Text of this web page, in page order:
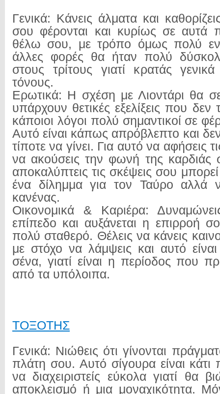
Γενικά: Κάνεις άλματα και
σου φέρονται και κυρίως σε αυτά
θέλω σου, με τρόπο όμως πολύ
άλλες φορές θα ήταν πολύ
στους τρίτους γιατί κρατάς
τόνους.
Ερωτικά: Η σχέση με Λιοντάρι θα σε
υπάρχουν θετικές εξελίξεις που δεν
κάποιοι λόγοι πολύ σημαντικοί σε
Αυτό είναι κάπως απρόβλεπτο και
τίποτε να γίνει. Για αυτό να αφήσεις
να ακούσεις την φωνή της καρδιάς
αποκαλύπτεις τις σκέψεις σου
ένα δίλημμα για τον Ταύρο αλλά
κανένας.
Οικονομικά & Καριέρα:
επίπεδο και αυξάνεται η επιρροή
πολύ σταθερό. Θέλεις να κάνεις
με στόχο να λάμψεις και αυτό
σένα, γιατί είναι η περίοδος που
από τα υπόλοιπα.
ΤΟΞΟΤΗΣ
Γενικά: Νιώθεις ότι γίνονται
πλάτη σου. Αυτό σίγουρα είναι κάτι
να διαχειριστείς εύκολα γιατί θα
αποκλεισμό ή μια μοναχικότητα.